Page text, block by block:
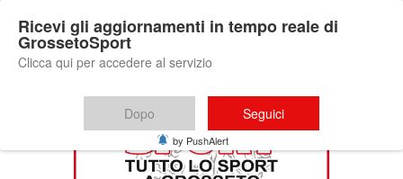
Ricevi gli aggiornamenti in tempo reale di
GrossetoSport
Clicca qui per accedere al servizio
Dopo Seguici
by PushAlert